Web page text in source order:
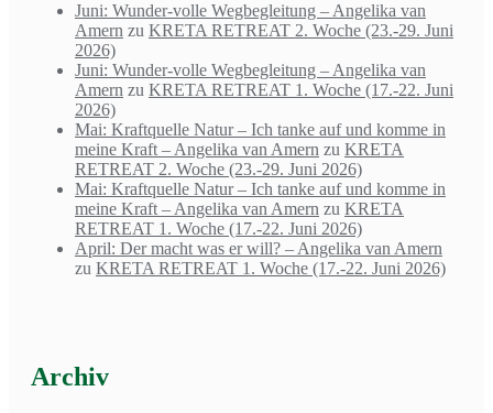
Juni: Wunder-volle Wegbegleitung – Angelika van
Amern zu KRETA RETREAT 2. Woche (23.-29. Juni
2026)
Juni: Wunder-volle Wegbegleitung – Angelika van
Amern zu KRETA RETREAT 1. Woche (17.-22. Juni
2026)
Mai: Kraftquelle Natur – Ich tanke auf und komme in
meine Kraft – Angelika van Amern zu KRETA
RETREAT 2. Woche (23.-29. Juni 2026)
Mai: Kraftquelle Natur – Ich tanke auf und komme in
meine Kraft – Angelika van Amern zu KRETA
RETREAT 1. Woche (17.-22. Juni 2026)
April: Der macht was er will? – Angelika van Amern
zu KRETA RETREAT 1. Woche (17.-22. Juni 2026)
Archiv